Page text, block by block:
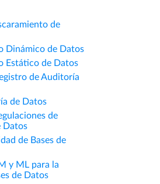
de
Dinámico de Datos
Estático de Datos
de Auditoría
de Datos
de
Datos
de Bases de
y ML para la
de Datos